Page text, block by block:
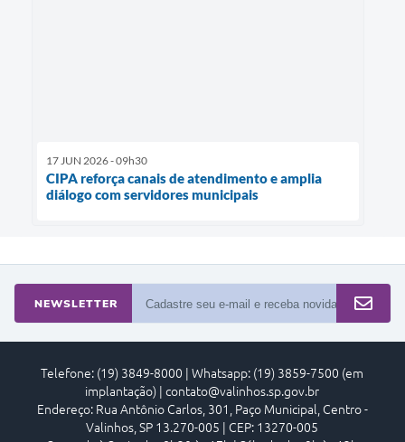
17 JUN 2026 - 09h30
CIPA reforça canais de atendimento e amplia
diálogo com servidores municipais
NEWSLETTER
Telefone: (19) 3849-8000 | Whatsapp: (19) 3859-7500 (em
implantação) | contato@valinhos.sp.gov.br
Endereço: Rua Antônio Carlos, 301, Paço Municipal, Centro -
Valinhos, SP 13.270-005 | CEP: 13270-005